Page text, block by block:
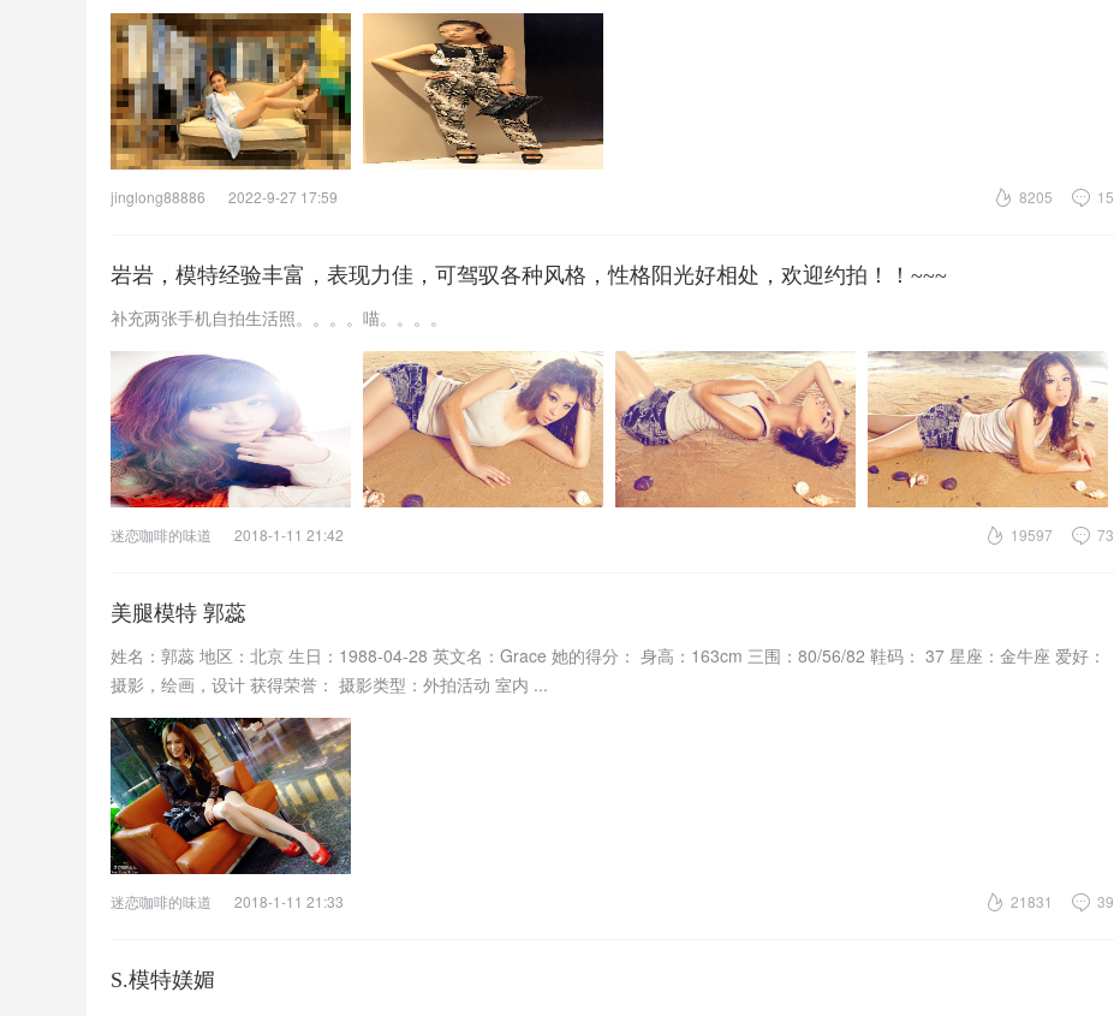
jinglong88886 2022-9-27 17:59 8205 15
岩岩，模特经验丰富，表现力佳，可驾驭各种风格，性格阳光好相处，欢迎约拍！！~~~
补充两张手机自拍生活照。。。。喵。。。。
迷恋咖啡的味道 2018-1-11 21:42 19597 73
美腿模特 郭蕊
姓名：郭蕊 地区：北京 生日：1988-04-28 英文名：Grace 她的得分： 身高：163cm 三围：80/56/82 鞋码： 37 星座：金牛座 爱好：
摄影，绘画，设计 获得荣誉： 摄影类型：外拍活动 室内 ...
迷恋咖啡的味道 2018-1-11 21:33 21831 39
S.模特媄媚